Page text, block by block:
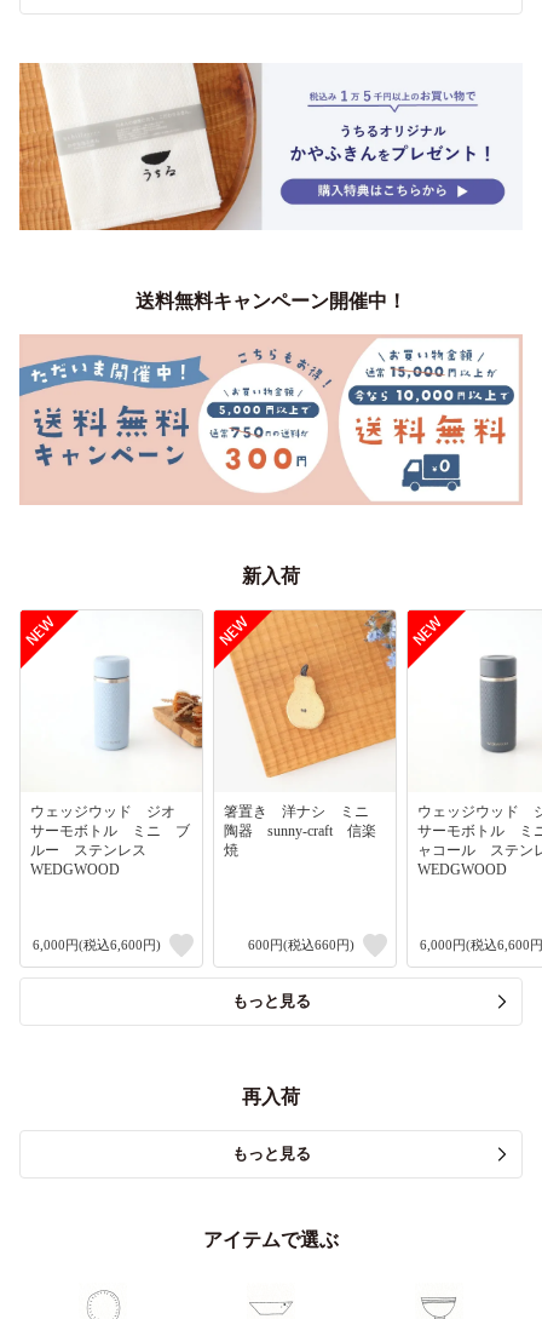
送料無料キャンペーン開催中！
新入荷
ウェッジウッド ジオ
サーモボトル ミニ ブ
ルー ステンレス
WEDGWOOD
6,000円(税込6,600円)
箸置き 洋ナシ ミニ
陶器 sunny-craft 信楽
焼
600円(税込660円)
ウェッジウッド
サーモボトル
ャコール ステ
WEDGWOOD
6,000円(税込6,600
もっと見る
再入荷
もっと見る
アイテムで選ぶ